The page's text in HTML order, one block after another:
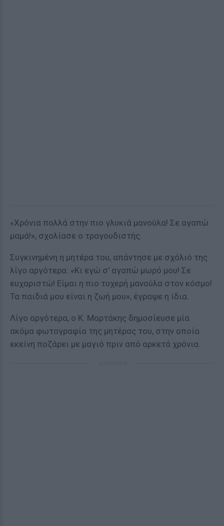
«Χρόνια πολλά στην πιο γλυκιά μανούλα! Σε αγαπώ
μαμά!», σχολίασε ο τραγουδιστής.
Συγκινημένη η μητέρα του, απάντησε με σχόλιό της
λίγο αργότερα: «Κι εγώ σ' αγαπώ μωρό μου! Σε
ευχαριστώ! Είμαι η πιο τυχερή μανούλα στον κόσμο!
Τα παιδιά μου είναι η ζωή μου», έγραψε η ίδια.
Λίγο αργότερα, ο Κ. Μαρτάκης δημοσίευσε μία
ακόμα φωτογραφία της μητέρας του, στην οποία
εκείνη ποζάρει με μαγιό πριν από αρκετά χρόνια.